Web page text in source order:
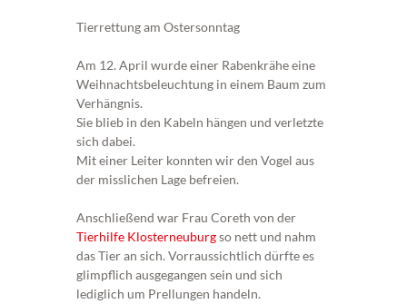
Tierrettung am Ostersonntag
Am 12. April wurde einer Rabenkrähe eine
Weihnachtsbeleuchtung in einem Baum zum
Verhängnis.
Sie blieb in den Kabeln hängen und verletzte
sich dabei.
Mit einer Leiter konnten wir den Vogel aus
der misslichen Lage befreien.
Anschließend war Frau Coreth von der
Tierhilfe Klosterneuburgso nett und nahm
das Tier an sich. Vorraussichtlich dürfte es
glimpflich ausgegangen sein und sich
lediglich um Prellungen handeln.